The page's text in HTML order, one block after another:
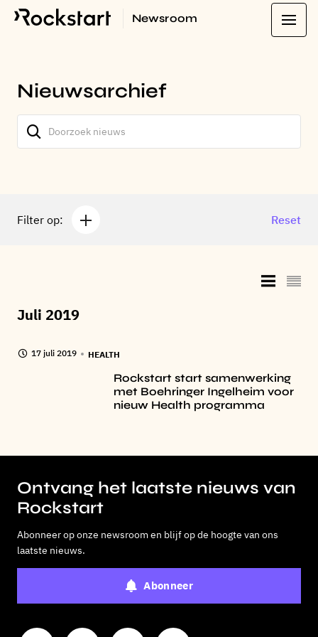
Newsroom
Nieuwsarchief
Filter op: Reset
Juli 2019
17 juli 2019 HEALTH
Rockstart start samenwerking
met Boehringer Ingelheim voor
nieuw Health programma
Ontvang het laatste nieuws van
Rockstart
Abonneer op onze newsroom en blijf op de hoogte van ons
laatste nieuws.
Abonneer